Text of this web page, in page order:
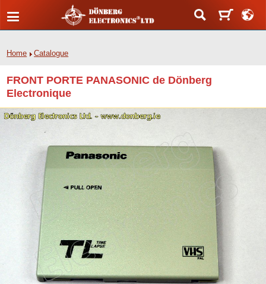
Home Catalogue
FRONT PORTE PANASONIC de Dönberg
Electronique